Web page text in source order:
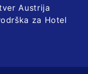
Austrija
za Hotel